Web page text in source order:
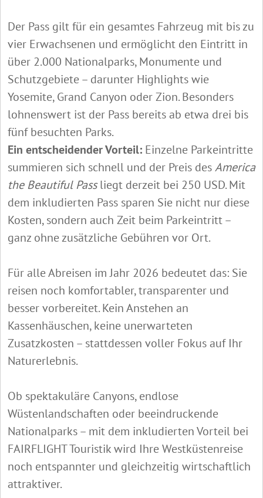
Der Pass gilt für ein gesamtes Fahrzeug mit bis zu
vier Erwachsenen und ermöglicht den Eintritt in
über 2.000 Nationalparks, Monumente und
Schutzgebiete – darunter Highlights wie
Yosemite, Grand Canyon oder Zion. Besonders
lohnenswert ist der Pass bereits ab etwa drei bis
fünf besuchten Parks.
Ein entscheidender Vorteil: Einzelne Parkeintritte
summieren sich schnell und der Preis desAmerica
the Beautiful Passliegt derzeit bei 250 USD. Mit
dem inkludierten Pass sparen Sie nicht nur diese
Kosten, sondern auch Zeit beim Parkeintritt –
ganz ohne zusätzliche Gebühren vor Ort.
Für alle Abreisen im Jahr 2026 bedeutet das: Sie
reisen noch komfortabler, transparenter und
besser vorbereitet. Kein Anstehen an
Kassenhäuschen, keine unerwarteten
Zusatzkosten – stattdessen voller Fokus auf Ihr
Naturerlebnis.
Ob spektakuläre Canyons, endlose
Wüstenlandschaften oder beeindruckende
Nationalparks – mit dem inkludierten Vorteil bei
FAIRFLIGHT Touristik wird Ihre Westküstenreise
noch entspannter und gleichzeitig wirtschaftlich
attraktiver.